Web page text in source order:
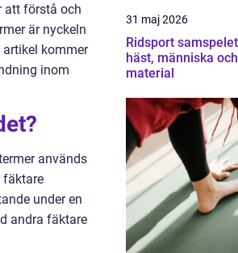
att förstå och
är nyckeln
kommer
inom
används
fäktare
under en
andra fäktare
31 maj 2026
Ridsport samspelet mellan
häst, människa och
material